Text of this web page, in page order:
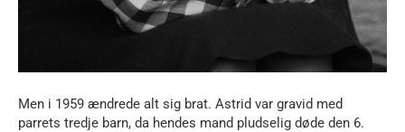
Men i 1959 ændrede alt sig brat. Astrid var gravid med
parrets tredje barn, da hendes mand pludselig døde den 6.